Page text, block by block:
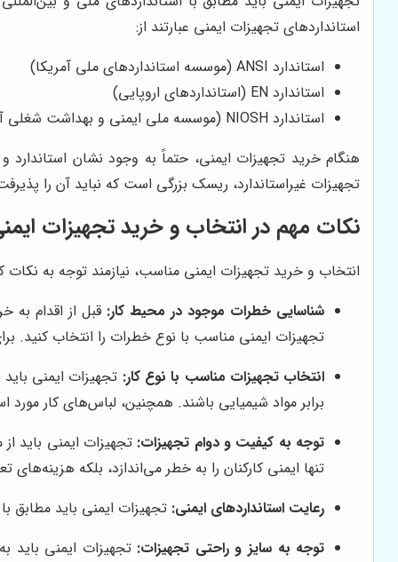
استانداردهای تجهیزات ایمنی عبارتند از:
استاندارد ANSI (موسسه استانداردهای ملی آمریکا)
استاندارد EN (استانداردهای اروپایی)
استاندارد NIOSH (موسسه ملی ایمنی و بهداشت شغلی آمریکا)
هنگام خرید تجهیزات ایمنی، حتماً به وجود نشان
تجهیزات غیراستاندارد، ریسک بزرگی است که نباید آن را
نکات مهم در انتخاب و خرید تجهیزات
انتخاب و خرید تجهیزات ایمنی مناسب، نیازمند توجه به
شناسایی خطرات موجود در محیط کار: قبل از اقدام به
تجهیزات ایمنی مناسب با نوع خطرات را انتخاب کنید.
انتخاب تجهیزات مناسب با نوع کار: تجهیزات ایمنی
برابر مواد شیمیایی باشند. همچنین، لباس‌های کار
توجه به کیفیت و دوام تجهیزات: تجهیزات ایمنی باید
تنها ایمنی کارکنان را به خطر می‌اندازد، بلکه
رعایت استانداردهای ایمنی: تجهیزات ایمنی باید مطابق
توجه به سایز و راحتی تجهیزات: تجهیزات ایمنی باید